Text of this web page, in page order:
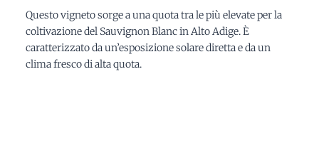
Questo vigneto sorge a una quota tra le più elevate per la
coltivazione del Sauvignon Blanc in Alto Adige. È
caratterizzato da un’esposizione solare diretta e da un
clima fresco di alta quota.